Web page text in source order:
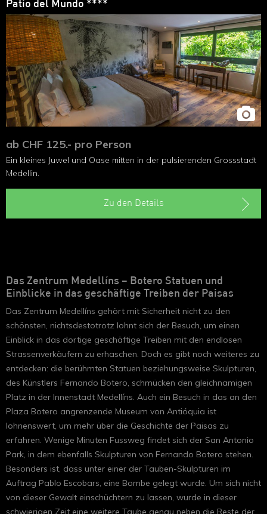
Patio del Mundo ****
ab CHF 125.- pro Person
Ein kleines Juwel und Oase mitten in der pulsierenden Grossstadt
Medellin.
Zu den Details
Das Zentrum Medellíns – Botero Statuen und
Einblicke in das geschäftige Treiben der Paisas
Das Zentrum Medellíns gehört mit Sicherheit nicht zu den
schönsten, nichtsdestotrotz lohnt sich der Besuch, um einen
Einblick in das dortige geschäftige Treiben mit den endlosen
Strassenverkäufern zu erhaschen. Doch es gibt noch weiteres zu
entdecken: die berühmten Statuen beziehungsweise Skulpturen,
des Künstlers Fernando Botero, schmücken den gleichnamigen
Platz in der Innenstadt Medellíns. Auch ein Besuch in das an den
Plaza Botero angrenzende Museum von Antióquia ist
lohnenswert, um mehr über die Geschichte der Paisas zu
erfahren. Wenige Minuten Fussweg findet sich der San Antonio
Park, in dem ebenfalls Skulpturen von Fernando Botero stehen.
Besonders ist, dass unter einer der Tauben-Skulpturen im
Auftrag Pablo Escobars, eine Bombe gelegt wurde. Um sich nicht
von dieser Gewalt einschüchtern zu lassen, wurde in dieser
schwierigen Zeit eine weitere Taube genau neben die Reste der